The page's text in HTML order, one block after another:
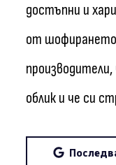
достъпни и
от
облик и че си